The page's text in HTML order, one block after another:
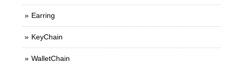
Earring
KeyChain
WalletChain